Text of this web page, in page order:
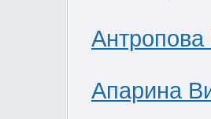
Антропова
Апарина